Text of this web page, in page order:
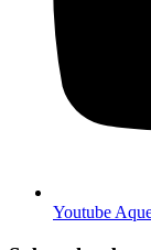
Youtube